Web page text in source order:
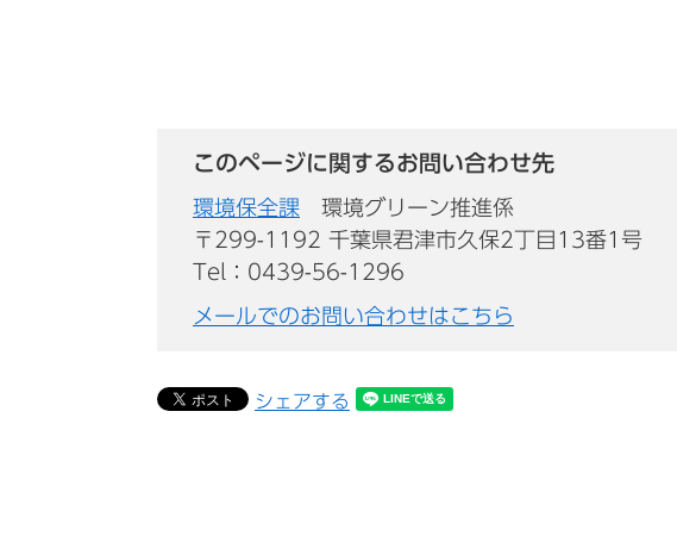
このページに関するお問い合わせ先
環境保全課
環境グリーン推進係
〒299-1192 千葉県君津市久保2丁目13番1号
Tel：0439-56-1296
メールでのお問い合わせはこちら
シェアする